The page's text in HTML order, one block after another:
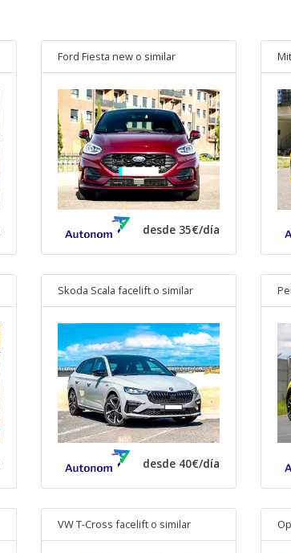
Ford Fiesta new o similar
desde 35€/día
Skoda Scala facelift o similar
desde 40€/día
VW T-Cross facelift o similar